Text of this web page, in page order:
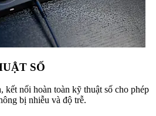
SỐ
kết nối hoàn toàn kỹ thuật số cho phép
bị nhiễu và độ trễ.